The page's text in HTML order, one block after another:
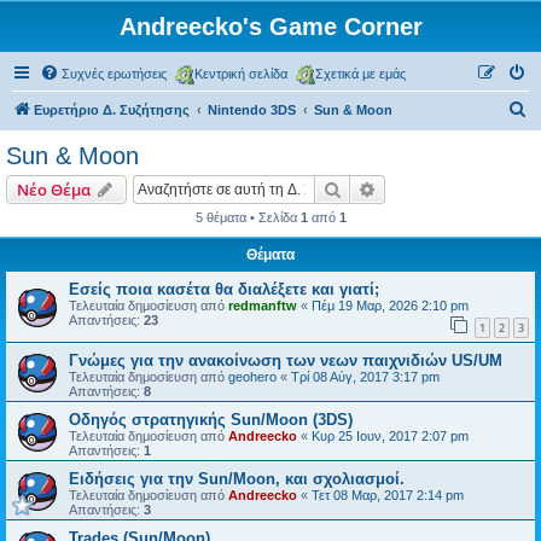
Andreecko's Game Corner
Συχνές ερωτήσεις Κεντρική σελίδα Σχετικά με εμάς
Ευρετήριο Δ. Συζήτησης Nintendo 3DS Sun & Moon
η
Sun & Moon
Νέο Θέμα Αναζήτηση
5 θέματα • Σελίδα 1 από 1
Θέματα
Εσείς ποια κασέτα θα διαλέξετε και γιατί;
Τελευταία δημοσίευση από redmanftw « Πέμ 19 Μαρ, 2026 2:10 pm
Απαντήσεις: 23 1 2 3
Γνώμες για την ανακοίνωση των νεων παιχνιδιών US/UM
Τελευταία δημοσίευση από geohero « Τρί 08 Αύγ, 2017 3:17 pm
Απαντήσεις: 8
Οδηγός στρατηγικής Sun/Moon (3DS)
Τελευταία δημοσίευση από Andreecko « Κυρ 25 Ιουν, 2017 2:07 pm
Απαντήσεις: 1
Ειδήσεις για την Sun/Moon, και σχολιασμοί.
Τελευταία δημοσίευση από Andreecko « Τετ 08 Μαρ, 2017 2:14 pm
Απαντήσεις: 3